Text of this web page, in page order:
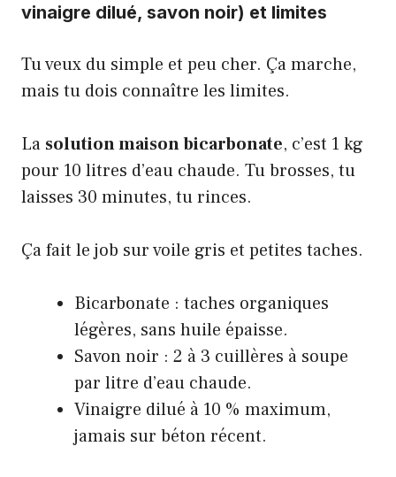
vinaigre dilué, savon noir) et limites
Tu veux du simple et peu cher. Ça marche,
mais tu dois connaître les limites.
La solution maison bicarbonate, c’est 1 kg
pour 10 litres d’eau chaude. Tu brosses, tu
laisses 30 minutes, tu rinces.
Ça fait le job sur voile gris et petites taches.
Bicarbonate : taches organiques
légères, sans huile épaisse.
Savon noir : 2 à 3 cuillères à soupe
par litre d’eau chaude.
Vinaigre dilué à 10 % maximum,
jamais sur béton récent.